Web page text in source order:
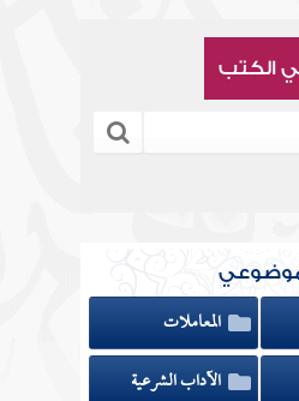
الكتب
المعاملات
الآداب الشرعية